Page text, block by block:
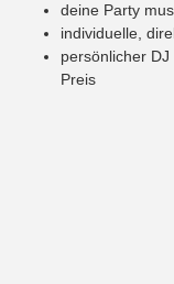
deine Party
individuelle,
persönlicher
Preis